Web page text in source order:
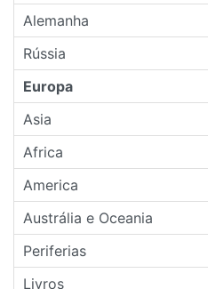
Alemanha
Rússia
Europa
Asia
Africa
America
Austrália e Oceania
Periferias
Livros